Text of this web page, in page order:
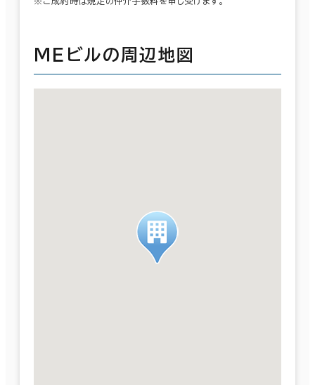
ＭＥビルの周辺地図